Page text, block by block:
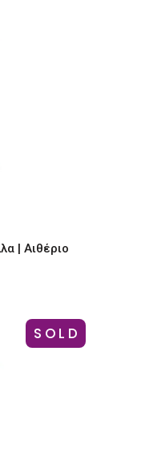
| Αιθέριο
SOLD